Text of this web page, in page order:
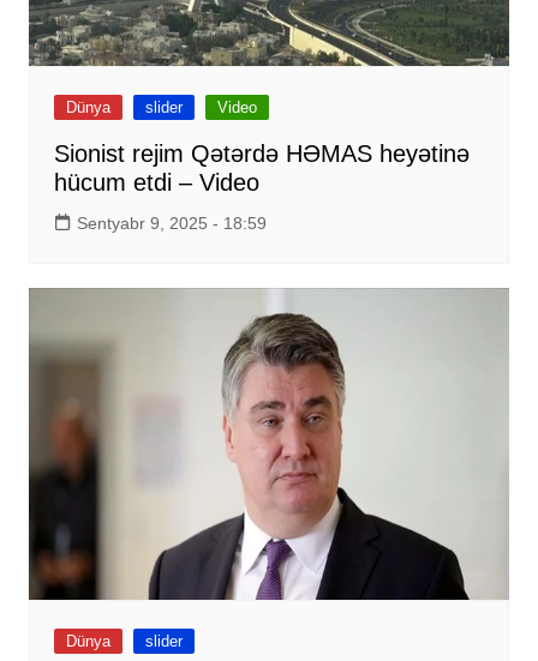
Dünya slider Video
Sionist rejim Qətərdə HƏMAS heyətinə
hücum etdi – Video
Sentyabr 9, 2025 - 18:59
Dünya slider